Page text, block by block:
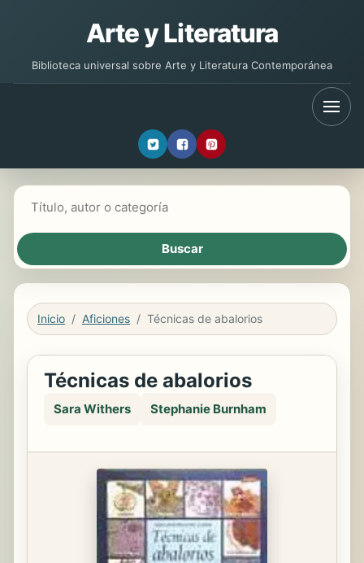
Arte y Literatura
Biblioteca universal sobre Arte y Literatura Contemporánea
Inicio Aficiones Técnicas de abalorios
Técnicas de abalorios
Sara Withers Stephanie Burnham